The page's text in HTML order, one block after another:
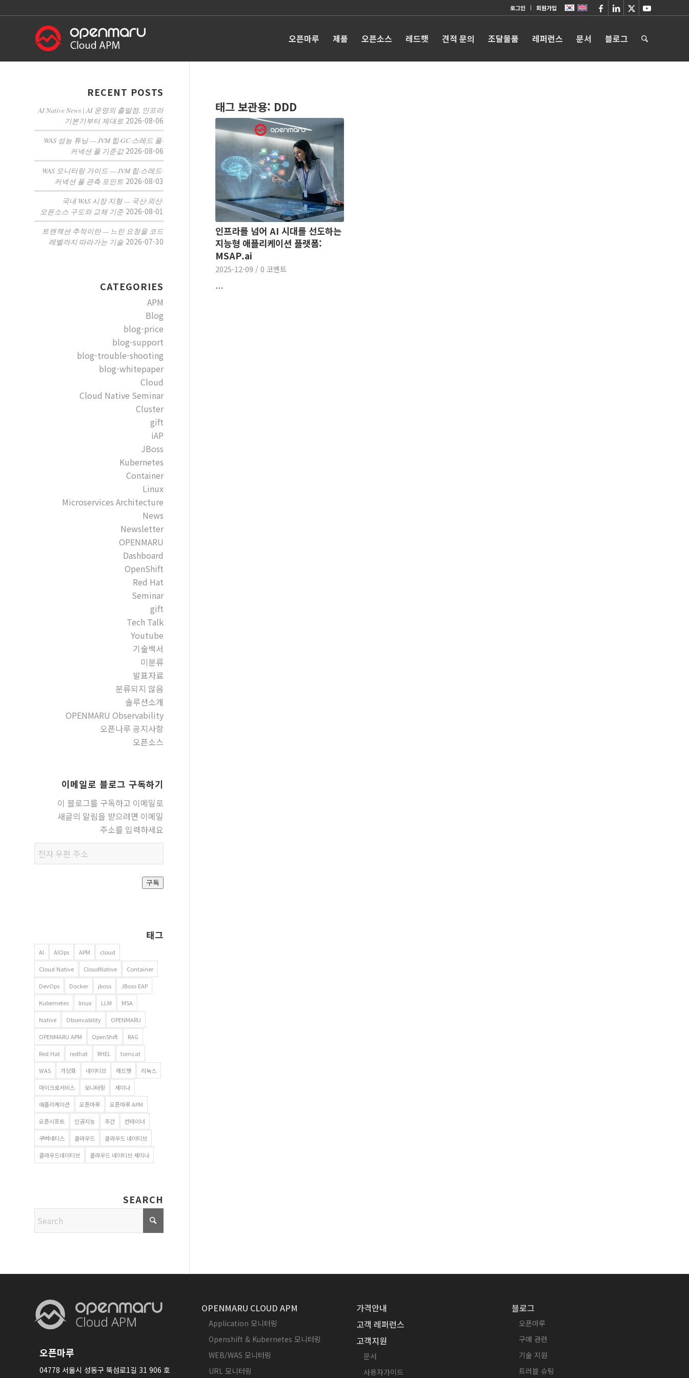
로그인 회원가입
오픈마루 제품 오픈소스 레드햇 견적 문의 조달물품 레퍼런스 문서 블로그
태그 보관용: DDD
인프라를 넘어 AI 시대를 선도하는
지능형 애플리케이션 플랫폼:
MSAP.ai
2025-12-09 / 0 코멘트
…
RECENT POSTS
AI Native News | AI 운영의 출발점, 인프라
기본기부터 제대로 2026-08-06
WAS 성능 튜닝 — JVM 힙·GC·스레드 풀·
커넥션 풀 기준값 2026-08-06
WAS 모니터링 가이드 — JVM 힙·스레드·
커넥션 풀 관측 포인트 2026-08-03
국내 WAS 시장 지형 — 국산·외산·
오픈소스 구도와 교체 기준 2026-08-01
트랜잭션 추적이란 — 느린 요청을 코드
레벨까지 따라가는 기술 2026-07-30
CATEGORIES
APM
Blog
blog-price
blog-support
blog-trouble-shooting
blog-whitepaper
Cloud
Cloud Native Seminar
Cluster
gift
iAP
JBoss
Kubernetes
Container
Linux
Microservices Architecture
News
Newsletter
OPENMARU
Dashboard
OpenShift
Red Hat
Seminar
gift
Tech Talk
Youtube
기술백서
미분류
발표자료
분류되지 않음
솔루션소개
OPENMARU Observability
오픈나루 공지사항
오픈소스
이메일로 블로그 구독하기
이 블로그를 구독하고 이메일로
새글의 알림을 받으려면 이메일
주소를 입력하세요
우편
주소
구독
태그
AI AIOps APM cloud
Cloud Native CloudNative Container
DevOps Docker jboss JBoss EAP
Kubernetes linux LLM MSA
Native Observability OPENMARU
OPENMARU APM OpenShift RAG
Red Hat redhat RHEL tomcat
WAS 가상화 네이티브 레드햇 리눅스
마이크로서비스 모니터링 세미나
애플리케이션 오픈마루 오픈마루 APM
오픈시프트 인공지능 주간 컨테이너
쿠버네티스 클라우드 클라우드 네이티브
클라우드네이티브 클라우드 네이티브 세미나
SEARCH
오픈마루
04778 서울시 성동구 뚝섬로1길 31 906 호
OPENMARU CLOUD APM
Application 모니터링
Openshift & Kubernetes 모니터링
WEB/WAS 모니터링
URL 모니터링
가격안내
고객 레퍼런스
고객지원
문서
사용자가이드
블로그
오픈마루
구매 관련
기술 지원
트러블 슈팅